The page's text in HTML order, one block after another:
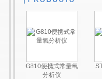
G810便携式常量氧
分析仪